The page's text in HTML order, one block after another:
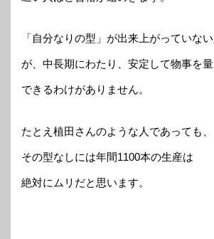
「自分なりの型」が出来上がっていない
が、中長期にわたり、安定して物事を
できるわけがありません。
たとえ植田さんのような人であっても、
その型なしには年間1100本の生産は
絶対にムリだと思います。